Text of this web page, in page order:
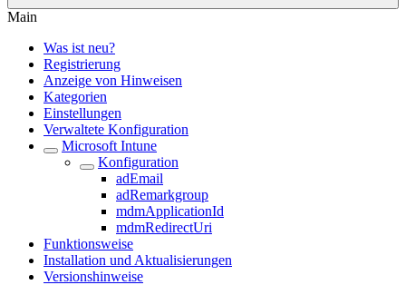
Main
Was ist neu?
Registrierung
Anzeige von Hinweisen
Kategorien
Einstellungen
Verwaltete Konfiguration
Microsoft Intune
Konfiguration
adEmail
adRemarkgroup
mdmApplicationId
mdmRedirectUri
Funktionsweise
Installation und Aktualisierungen
Versionshinweise